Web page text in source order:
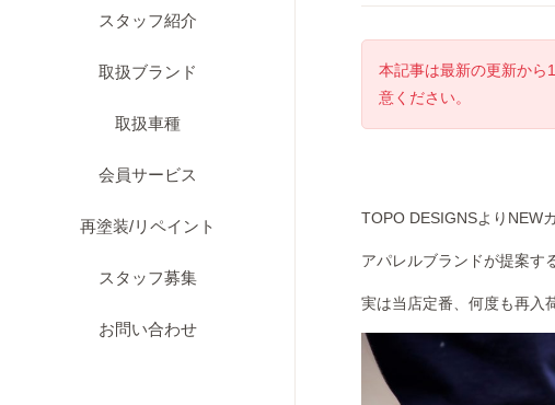
スタッフ紹介
取扱ブランド
取扱車種
会員サービス
再塗装/リペイント
スタッフ募集
お問い合わせ
本記事は最新の更新から
意ください。
TOPO DESIGNSよりNEW
アパレルブランドが提案す
実は当店定番、何度も再